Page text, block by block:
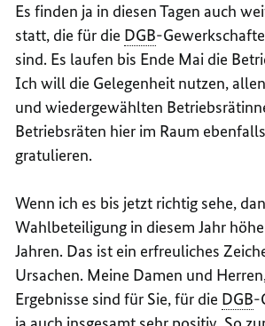
Es finden ja in diesen Tagen auch
statt, die für die DGB-
sind. Es laufen bis Ende Mai die
Ich will die Gelegenheit nutzen,
und wiedergewählten
Betriebsräten hier im Raum
gratulieren.
Wenn ich es bis jetzt richtig sehe,
Wahlbeteiligung in diesem Jahr
Jahren. Das ist ein erfreuliches
Ursachen. Meine Damen und
Ergebnisse sind für Sie, für die DGB-